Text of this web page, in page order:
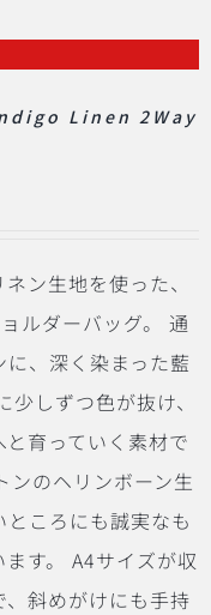
Linen 2Way
ン生地を使った、
ルダーバッグ。 通
、深く染まった藍
しずつ色が抜け、
育っていく素材で
ンのヘリンボーン生
ころにも誠実なも
す。 A4サイズが収
斜めがけにも手持